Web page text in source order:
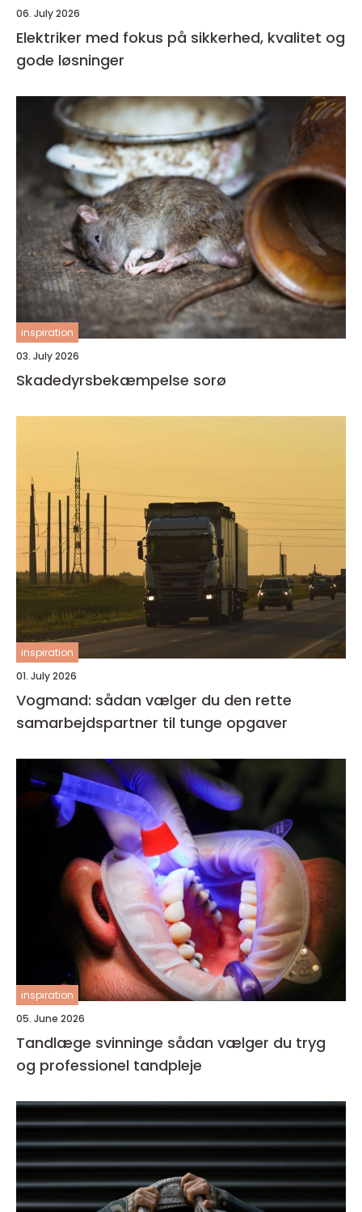
06. July 2026
Elektriker med fokus på sikkerhed, kvalitet og
gode løsninger
inspiration
03. July 2026
Skadedyrsbekæmpelse sorø
inspiration
01. July 2026
Vogmand: sådan vælger du den rette
samarbejdspartner til tunge opgaver
inspiration
05. June 2026
Tandlæge svinninge sådan vælger du tryg
og professionel tandpleje